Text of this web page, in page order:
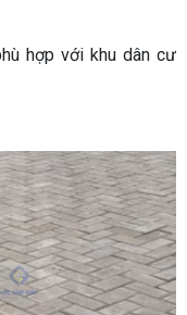
hợp với khu dân cư